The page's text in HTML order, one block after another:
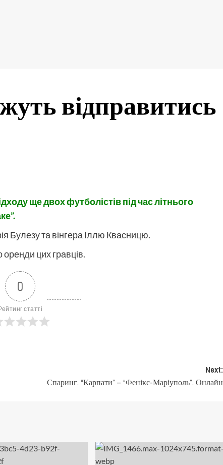
відправитись
ще двох футболістів під час літнього
Булезу та вінгера Іллю Квасницю.
оренди цих гравців.
0
статті
Next:
Спаринг. “Карпати” – “Фенікс-Маріуполь”. Онлайн